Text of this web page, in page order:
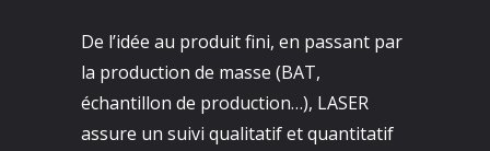
De l’idée au produit fini, en passant par
la production de masse (BAT,
échantillon de production…), LASER
assure un suivi qualitatif et quantitatif